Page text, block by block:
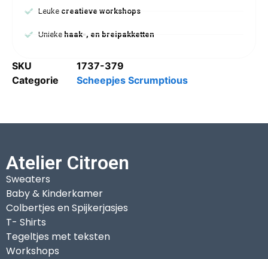
Leuke creatieve workshops
Uniekehaak-, en breipakketten
SKU
1737-379
Categorie
Scheepjes Scrumptious
Atelier Citroen
Sweaters
Baby & Kinderkamer
Colbertjes en Spijkerjasjes
T- Shirts
Tegeltjes met teksten
Workshops